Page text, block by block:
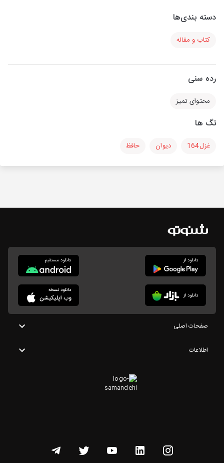
دسته بندی‌ها
کتاب و مقاله
رده سنی
محتوای تمیز
تگ ها
غزل164 دیوان حافظ
صفحات اصلی
اطلاعات